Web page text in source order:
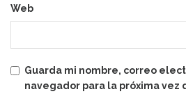
Web
Guarda mi nombre, correo
navegador para la próxima vez